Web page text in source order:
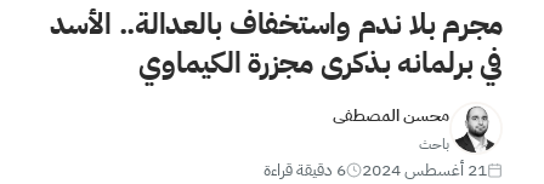
مجرم بلا ندم واستخفاف بالعدالة.. الأسد
في برلمانه بذكرى مجزرة الكيماوي
محسن المصطفى
باحث
21 أغسطس 2024 6 دقيقة قراءة